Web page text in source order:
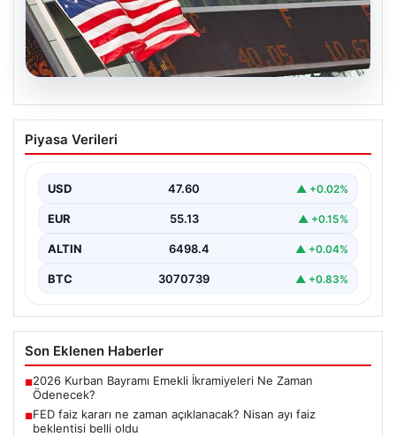
04.08.2026
FED faiz kararı ne zaman açıklanacak?
Nisan ayı faiz beklentisi belli oldu
Piyasa Verileri
USD 47.60 ▲ +0.02%
EUR 55.13 ▲ +0.15%
ALTIN 6498.4 ▲ +0.04%
BTC 3070739 ▲ +0.83%
Son Eklenen Haberler
■2026 Kurban Bayramı Emekli İkramiyeleri Ne Zaman
Ödenecek?
■FED faiz kararı ne zaman açıklanacak? Nisan ayı faiz
beklentisi belli oldu